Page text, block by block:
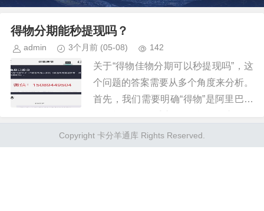
得物分期能秒提现吗？
admin 3个月前 (05-08) 142
关于“得物佳物分期可以秒提现吗”，这
个问题的答案需要从多个角度来分析。
首先，我们需要明确“得物”是阿里巴巴
“分期”通常指的是用户在购买商品时选
择的支付方式之一，即按月分...
Copyright 卡分羊通库 Rights Reserved.